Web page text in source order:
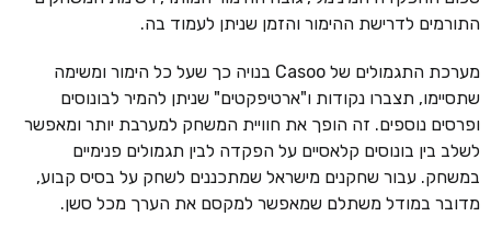
התורמים לדרישת ההימור והזמן שניתן לעמוד בה.
מערכת התגמולים של Casoo בנויה כך שעל כל הימור ומשימה
שתסיימו, תצברו נקודות ו"ארטיפקטים" שניתן להמיר לבונוסים
ופרסים נוספים. זה הופך את חוויית המשחק למערבת יותר ומאפשר
לשלב בין בונוסים קלאסיים על הפקדה לבין תגמולים פנימיים
במשחק. עבור שחקנים מישראל שמתכננים לשחק על בסיס קבוע,
מדובר במודל משתלם שמאפשר למקסם את הערך מכל סשן.